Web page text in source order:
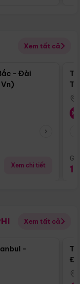
Xem tất cả
Điểm nổi bật
- Đài
Xem chi tiết
Xem tất cả
Điểm nổi bật
-